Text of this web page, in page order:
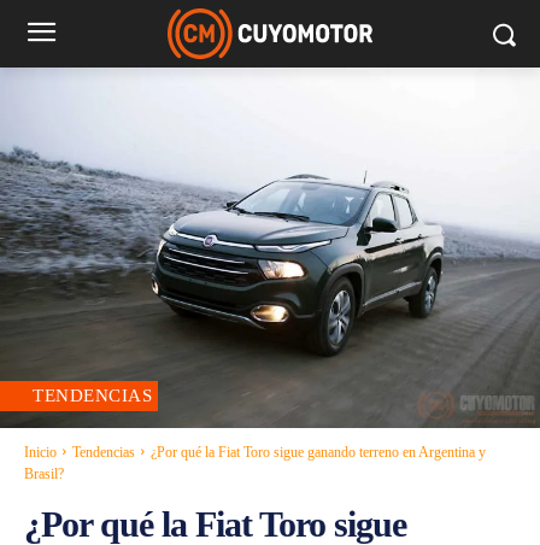
TENDENCIAS
Inicio Tendencias
¿Por qué la Fiat Toro sigue ganando terreno en Argentina y
Brasil?
¿Por qué la Fiat Toro sigue